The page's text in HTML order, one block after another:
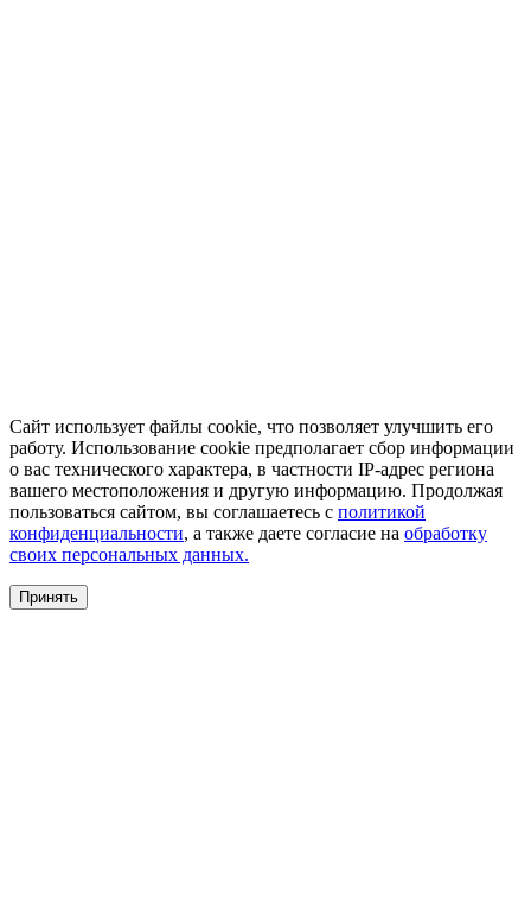
Сайт использует файлы cookie, что позволяет улучшить его
работу. Использование cookie предполагает сбор информации
о вас технического характера, в частности IP-адрес региона
вашего местоположения и другую информацию. Продолжая
пользоваться сайтом, вы соглашаетесь с политикой
конфиденциальности, а также даете согласие на обработку
своих персональных данных.
Принять